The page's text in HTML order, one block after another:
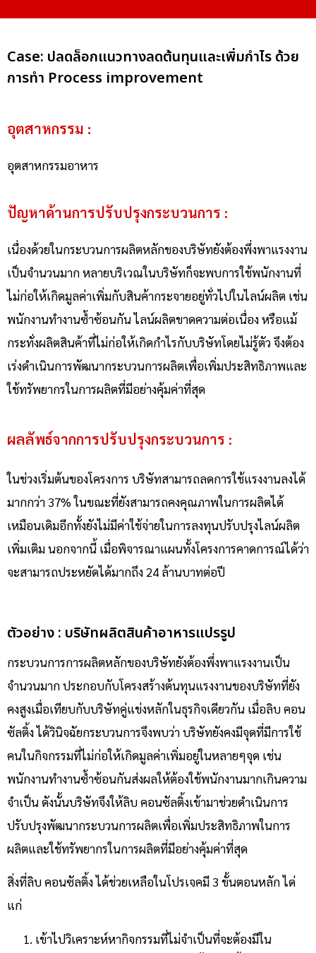
Case: ปลดล็อกแนวทางลดต้นทุนและเพิ่มกำไร ด้วย
การทำ Process improvement
อุตสาหกรรม :
อุตสาหกรรมอาหาร
ปัญหาด้านการปรับปรุงกระบวนการ :
เนื่องด้วยในกระบวนการผลิตหลักของบริษัทยังต้องพึ่งพาแรงงาน
เป็นจำนวนมาก หลายบริเวณในบริษัทก็จะพบการใช้พนักงานที่
ไม่ก่อให้เกิดมูลค่าเพิ่มกับสินค้ากระจายอยู่ทั่วไปในไลน์ผลิต เช่น
พนักงานทำงานซ้ำซ้อนกัน ไลน์ผลิตขาดความต่อเนื่อง หรือแม้
กระทั่งผลิตสินค้าที่ไม่ก่อให้เกิดกำไรกับบริษัทโดยไม่รู้ตัว จึงต้อง
เร่งดำเนินการพัฒนากระบวนการผลิตเพื่อเพิ่มประสิทธิภาพและ
ใช้ทรัพยากรในการผลิตที่มีอย่างคุ้มค่าที่สุด
ผลลัพธ์จากการปรับปรุงกระบวนการ :
ในช่วงเริ่มต้นของโครงการ บริษัทสามารถลดการใช้แรงงานลงได้
มากกว่า 37%ในขณะที่ยังสามารถคงคุณภาพในการผลิตได้
เหมือนเดิมอีกทั้งยังไม่มีค่าใช้จ่ายในการลงทุนปรับปรุงไลน์ผลิต
เพิ่มเติมนอกจากนี้ เมื่อพิจารณาแผนทั้งโครงการคาดการณ์ได้ว่า
จะสามารถประหยัดได้มากถึง24 ล้านบาทต่อปี
ตัวอย่าง : บริษัทผลิตสินค้าอาหารแปรรูป
กระบวนการการผลิตหลักของบริษัทยังต้องพึ่งพาแรงงานเป็น
จำนวนมาก ประกอบกับโครงสร้างต้นทุนแรงงานของบริษัทที่ยัง
คงสูงเมื่อเทียบกับบริษัทคู่แข่งหลักในธุรกิจเดียวกัน เมื่อลิบ คอน
ซัลติ้งได้วินิจฉัยกระบวนการจึงพบว่า บริษัทยังคงมีจุดที่มีการใช้
คนในกิจกรรมที่ไม่ก่อให้เกิดมูลค่าเพิ่มอยู่ในหลายๆจุด เช่น
พนักงานทำงานซ้ำซ้อนกันส่งผลให้ต้องใช้พนักงานมากเกินความ
จำเป็น ดังนั้นบริษัทจึงให้ลิบ คอนซัลติ้งเข้ามาช่วยดำเนินการ
ปรับปรุงพัฒนากระบวนการผลิตเพื่อเพิ่มประสิทธิภาพในการ
ผลิตและใช้ทรัพยากรในการผลิตที่มีอย่างคุ้มค่าที่สุด
สิ่งที่ลิบ คอนซัลติ้ง ได้ช่วยเหลือในโปรเจคมี 3 ขั้นตอนหลัก ได่
แก่
เข้าไปวิเคราะห์หากิจกรรมที่ไม่จำเป็นที่จะต้องมีใน